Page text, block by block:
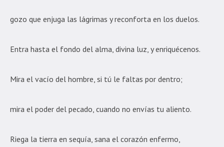
gozo que enjuga las lágrimas y reconforta en los duelos.
Entra hasta el fondo del alma, divina luz, y enriquécenos.
Mira el vacío del hombre, si tú le faltas por dentro;
mira el poder del pecado, cuando no envías tu aliento.
Riega la tierra en sequía, sana el corazón enfermo,